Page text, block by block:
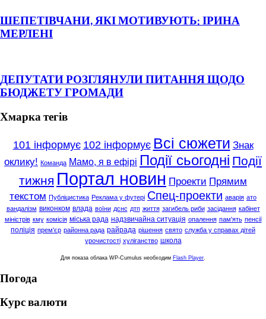
ШЕПЕТІВЧАНИ, ЯКІ МОТИВУЮТЬ: ІРИНА
МЕРЛЕНІ
ДЕПУТАТИ РОЗГЛЯНУЛИ ПИТАННЯ ЩОДО
БЮДЖЕТУ ГРОМАДИ
Хмарка тегів
101 інформує 102 інформує Всі сюжети Знак
оклику! Команда Мамо, я в ефірі Події сьогодні Події
тижня Портал новин Проекти Прямим
текстом Публіцистика Реклама у футері Спец-проекти аварія ато
вандалізм виконком влада воїни дснс дтп життя загибель риби засідання кабінет
міністрів кму комісія міська рада надзвичайна ситуація опалення пам'ять пенсії
поліція прем'єр районна рада райрада рішення свято служба у справах дітей
урочистості хуліганство школа
Для показа облака WP-Cumulus необходим Flash Player
Погода
Курс валюти